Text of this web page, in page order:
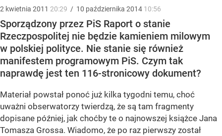
2 kwietnia 2011 20:29 / 10 października 2014 10:56
Sporządzony przez PiS Raport o stanie
Rzeczpospolitej nie będzie kamieniem milowym
w polskiej polityce. Nie stanie się również
manifestem programowym PiS. Czym tak
naprawdę jest ten 116-stronicowy dokument?
Materiał powstał ponoć już kilka tygodni temu, choć
uważni obserwatorzy twierdzą, że są tam fragmenty
dopisane później, jak choćby te o najnowszej książce Jana
Tomasza Grossa. Wiadomo, że po raz pierwszy został